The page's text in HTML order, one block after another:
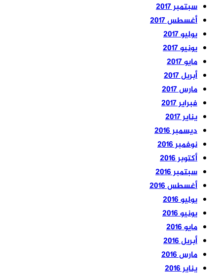
سبتمبر 2017
أغسطس 2017
يوليو 2017
يونيو 2017
مايو 2017
أبريل 2017
مارس 2017
فبراير 2017
يناير 2017
ديسمبر 2016
نوفمبر 2016
أكتوبر 2016
سبتمبر 2016
أغسطس 2016
يوليو 2016
يونيو 2016
مايو 2016
أبريل 2016
مارس 2016
يناير 2016